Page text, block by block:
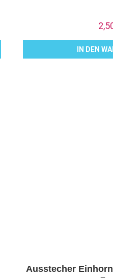
IN DEN
Ausstecher